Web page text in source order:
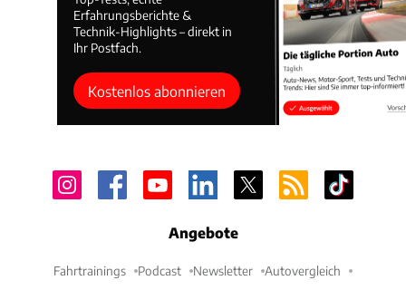
Erfahrungsberichte &
Technik-Highlights – direkt in
Ihr Postfach.
Kostenlos abonnieren
Angebote
Fahrtrainings Podcast Newsletter Autovergleich